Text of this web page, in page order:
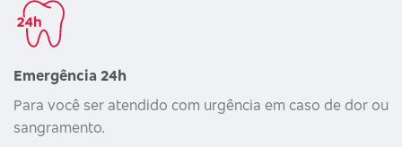
Emergência 24h
Para você ser atendido com urgência em caso de dor ou
sangramento.